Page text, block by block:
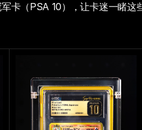
卡（PSA 10），让卡迷一睹这